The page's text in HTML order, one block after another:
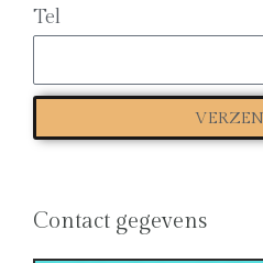
Tel
Contact gegevens